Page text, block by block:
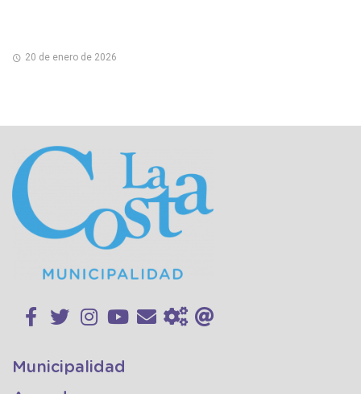
20 de enero de 2026
Municipalidad